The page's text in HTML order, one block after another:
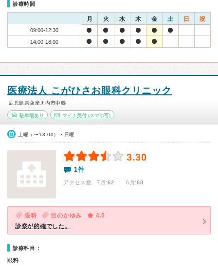
診療時間
月 火 水 木 金 土 日 祝
09:00-12:30
14:00-18:00
医療法人 こがひさお眼科クリニック
鹿児島県薩摩川内市中郷
駐車場あり マイナ受付(スマホ可)
土曜（〜13:00）・日曜
3.30
1件
アクセス数 7月:62 | 6月:68
眼科 目のかゆみ
4.5
診察が的確でした。
診療科目：
眼科